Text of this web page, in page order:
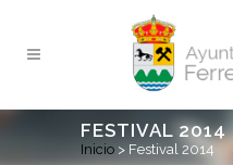
FESTIVAL 2014
Inicio > Festival 2014